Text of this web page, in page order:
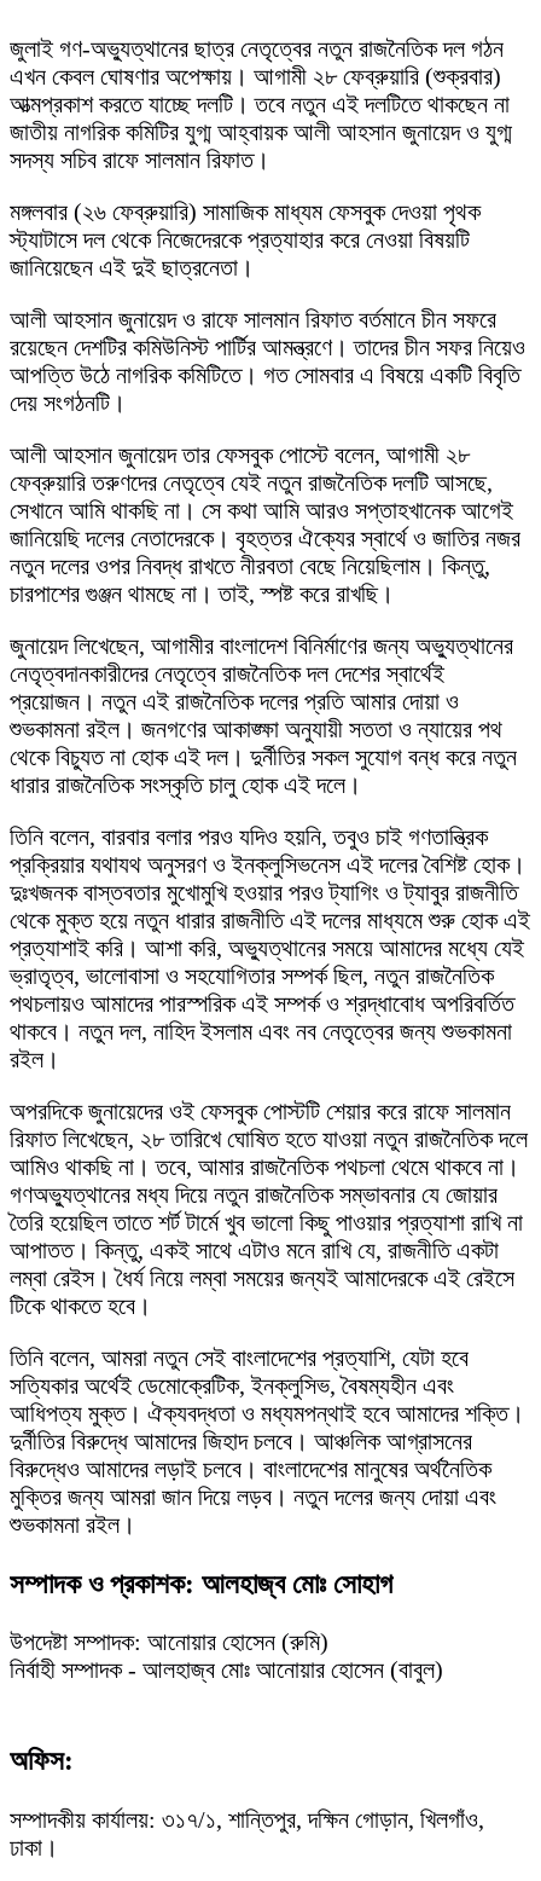
জুলাই গণ-অভ্যুত্থানের ছাত্র নেতৃত্বের নতুন রাজনৈতিক দল গঠন
এখন কেবল ঘোষণার অপেক্ষায়। আগামী ২৮ ফেব্রুয়ারি (শুক্রবার)
আত্মপ্রকাশ করতে যাচ্ছে দলটি। তবে নতুন এই দলটিতে থাকছেন না
জাতীয় নাগরিক কমিটির যুগ্ম আহ্বায়ক আলী আহসান জুনায়েদ ও যুগ্ম
সদস্য সচিব রাফে সালমান রিফাত।
মঙ্গলবার (২৬ ফেব্রুয়ারি) সামাজিক মাধ্যম ফেসবুক দেওয়া পৃথক
স্ট্যাটাসে দল থেকে নিজেদেরকে প্রত্যাহার করে নেওয়া বিষয়টি
জানিয়েছেন এই দুই ছাত্রনেতা।
আলী আহসান জুনায়েদ ও রাফে সালমান রিফাত বর্তমানে চীন সফরে
রয়েছেন দেশটির কমিউনিস্ট পার্টির আমন্ত্রণে। তাদের চীন সফর নিয়েও
আপত্তি উঠে নাগরিক কমিটিতে। গত সোমবার এ বিষয়ে একটি বিবৃতি
দেয় সংগঠনটি।
আলী আহসান জুনায়েদ তার ফেসবুক পোস্টে বলেন, আগামী ২৮
ফেব্রুয়ারি তরুণদের নেতৃত্বে যেই নতুন রাজনৈতিক দলটি আসছে,
সেখানে আমি থাকছি না। সে কথা আমি আরও সপ্তাহখানেক আগেই
জানিয়েছি দলের নেতাদেরকে। বৃহত্তর ঐক্যের স্বার্থে ও জাতির নজর
নতুন দলের ওপর নিবদ্ধ রাখতে নীরবতা বেছে নিয়েছিলাম। কিন্তু,
চারপাশের গুঞ্জন থামছে না। তাই, স্পষ্ট করে রাখছি।
জুনায়েদ লিখেছেন, আগামীর বাংলাদেশ বিনির্মাণের জন্য অভ্যুত্থানের
নেতৃত্বদানকারীদের নেতৃত্বে রাজনৈতিক দল দেশের স্বার্থেই
প্রয়োজন। নতুন এই রাজনৈতিক দলের প্রতি আমার দোয়া ও
শুভকামনা রইল। জনগণের আকাঙ্ক্ষা অনুযায়ী সততা ও ন্যায়ের পথ
থেকে বিচ্যুত না হোক এই দল। দুর্নীতির সকল সুযোগ বন্ধ করে নতুন
ধারার রাজনৈতিক সংস্কৃতি চালু হোক এই দলে।
তিনি বলেন, বারবার বলার পরও যদিও হয়নি, তবুও চাই গণতান্ত্রিক
প্রক্রিয়ার যথাযথ অনুসরণ ও ইনক্লুসিভনেস এই দলের বৈশিষ্ট হোক।
দুঃখজনক বাস্তবতার মুখোমুখি হওয়ার পরও ট্যাগিং ও ট্যাবুর রাজনীতি
থেকে মুক্ত হয়ে নতুন ধারার রাজনীতি এই দলের মাধ্যমে শুরু হোক এই
প্রত্যাশাই করি। আশা করি, অভ্যুত্থানের সময়ে আমাদের মধ্যে যেই
ভ্রাতৃত্ব, ভালোবাসা ও সহযোগিতার সম্পর্ক ছিল, নতুন রাজনৈতিক
পথচলায়ও আমাদের পারস্পরিক এই সম্পর্ক ও শ্রদ্ধাবোধ অপরিবর্তিত
থাকবে। নতুন দল, নাহিদ ইসলাম এবং নব নেতৃত্বের জন্য শুভকামনা
রইল।
অপরদিকে জুনায়েদের ওই ফেসবুক পোস্টটি শেয়ার করে রাফে সালমান
রিফাত লিখেছেন, ২৮ তারিখে ঘোষিত হতে যাওয়া নতুন রাজনৈতিক দলে
আমিও থাকছি না। তবে, আমার রাজনৈতিক পথচলা থেমে থাকবে না।
গণঅভ্যুত্থানের মধ্য দিয়ে নতুন রাজনৈতিক সম্ভাবনার যে জোয়ার
তৈরি হয়েছিল তাতে শর্ট টার্মে খুব ভালো কিছু পাওয়ার প্রত্যাশা রাখি না
আপাতত। কিন্তু, একই সাথে এটাও মনে রাখি যে, রাজনীতি একটা
লম্বা রেইস। ধৈর্য নিয়ে লম্বা সময়ের জন্যই আমাদেরকে এই রেইসে
টিকে থাকতে হবে।
তিনি বলেন, আমরা নতুন সেই বাংলাদেশের প্রত্যাশি, যেটা হবে
সত্যিকার অর্থেই ডেমোক্রেটিক, ইনক্লুসিভ, বৈষম্যহীন এবং
আধিপত্য মুক্ত। ঐক্যবদ্ধতা ও মধ্যমপন্থাই হবে আমাদের শক্তি।
দুর্নীতির বিরুদ্ধে আমাদের জিহাদ চলবে। আঞ্চলিক আগ্রাসনের
বিরুদ্ধেও আমাদের লড়াই চলবে। বাংলাদেশের মানুষের অর্থনৈতিক
মুক্তির জন্য আমরা জান দিয়ে লড়ব। নতুন দলের জন্য দোয়া এবং
শুভকামনা রইল।
সম্পাদক ও প্রকাশক: আলহাজ্ব মোঃ সোহাগ
উপদেষ্টা সম্পাদক: আনোয়ার হোসেন (রুমি)
নির্বাহী সম্পাদক - আলহাজ্ব মোঃ আনোয়ার হোসেন (বাবুল)
অফিস:
সম্পাদকীয় কার্যালয়: ৩১৭/১, শান্তিপুর, দক্ষিন গোড়ান, খিলগাঁও,
ঢাকা।